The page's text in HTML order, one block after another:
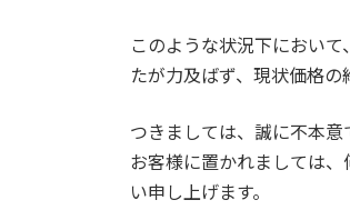
このような状況下におい
たが力及ばず、現状価格の
つきましては、誠に不本意
お客様に置かれましては
い申し上げます。